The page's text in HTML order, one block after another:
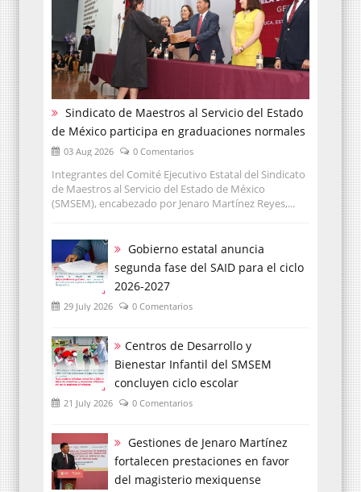
Sindicato de Maestros al Servicio del Estado
de México participa en graduaciones normales
03 Aug 2026 0 Comentarios
Integrantes del Comité Ejecutivo Estatal del Sindicato
de Maestros al Servicio del Estado de México
(SMSEM), encabezado por Jenaro Martínez Reyes,...
Gobierno estatal anuncia
segunda fase del SAID para el ciclo
2026-2027
29 July 2026 0 Comentarios
Centros de Desarrollo y
Bienestar Infantil del SMSEM
concluyen ciclo escolar
21 July 2026 0 Comentarios
Gestiones de Jenaro Martínez
fortalecen prestaciones en favor
del magisterio mexiquense